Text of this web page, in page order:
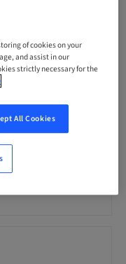
of cookies on your
and assist in our
strictly necessary for the
All Cookies